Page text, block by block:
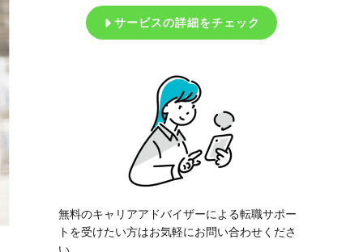
サービスの詳細をチェック
無料のキャリアアドバイザーによる転職サポー
トを受けたい方はお気軽にお問い合わせくださ